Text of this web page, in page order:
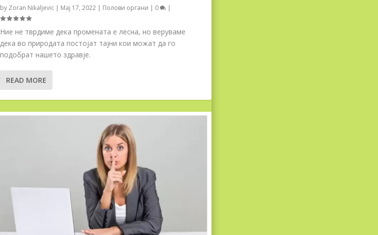
by Zoran Nikaljevic| Мај 17, 2022| Полови органи | 0 |
Ние не тврдиме дека промената е лесна, но веруваме
дека во природата постојат тајни кои можат да го
подобрат нашето здравје.
READ MORE